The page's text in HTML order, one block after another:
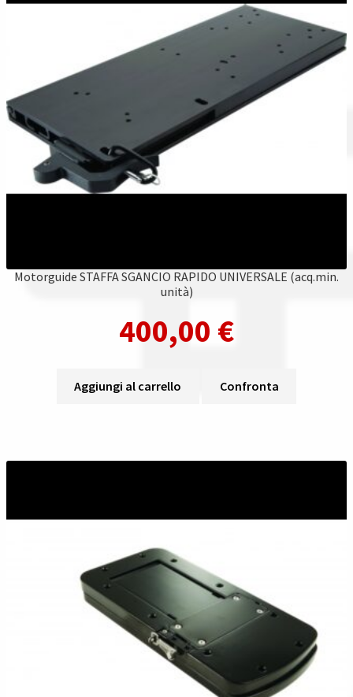
Motorguide STAFFA SGANCIO RAPIDO UNIVERSALE (acq.min.
unità)
400,00 €
Aggiungi al carrello Confronta